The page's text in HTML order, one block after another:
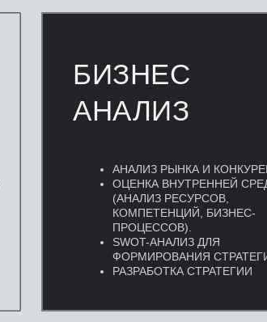
АНАЛИЗ РЫНКА И
ОЦЕНКА ВНУТРЕННЕЙ
(АНАЛИЗ РЕСУРСОВ,
КОМПЕТЕНЦИЙ, БИЗНЕС-
ПРОЦЕССОВ).
SWOT-АНАЛИЗ ДЛЯ
ФОРМИРОВАНИЯ
РАЗРАБОТКА СТРАТЕГИИ
БИЗНЕС
АНАЛИЗ